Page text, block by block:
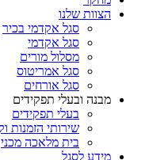
הצוות שלנו
סגל אקדמי בכיר
סגל אקדמי
מסלול מורים
סגל אמריטוס
סגל אורחים
מבנה ובעלי תפקידים
בעלי תפקידים
שירותי הזמנות
בית מלאכה מכני
מידע לסגל